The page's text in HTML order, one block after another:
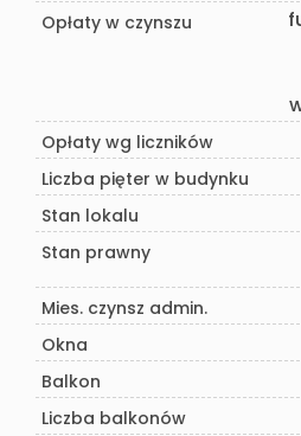
Opłaty w czynszu
Opłaty wg liczników
Liczba pięter w budynku
Stan lokalu
Stan prawny
Mies. czynsz admin.
Okna
Balkon
Liczba balkonów